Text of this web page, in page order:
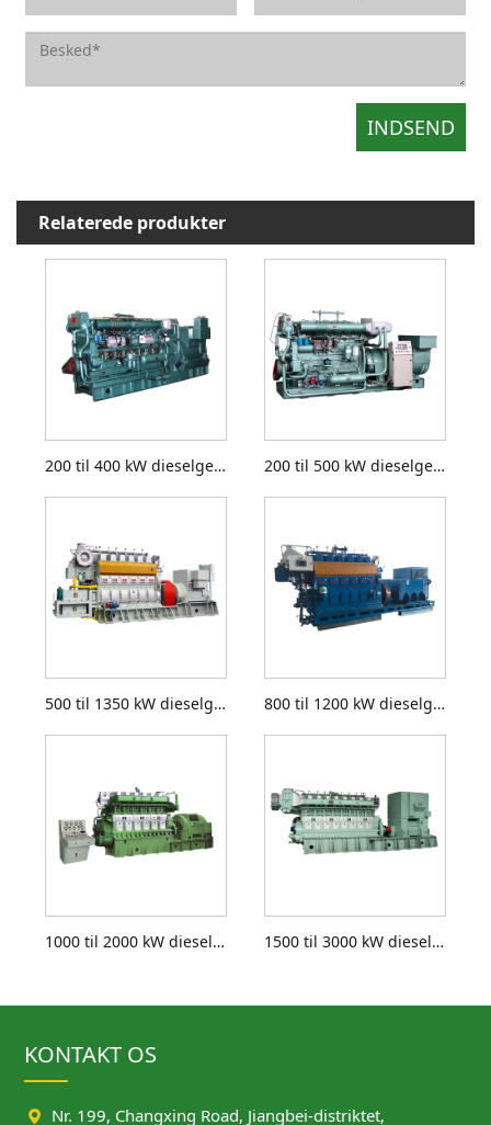
Relaterede produkter
200 til 400 kW dieselgeneratorsæt 200 til 500 kW dieselgeneratorsæt
500 til 1350 kW dieselgeneratorsæt 800 til 1200 kW dieselgeneratorsæt
1000 til 2000 kW dieselgeneratorsæt 1500 til 3000 kW dieselgeneratorsæt
KONTAKT OS
 Nr. 199, Changxing Road, Jiangbei-distriktet,